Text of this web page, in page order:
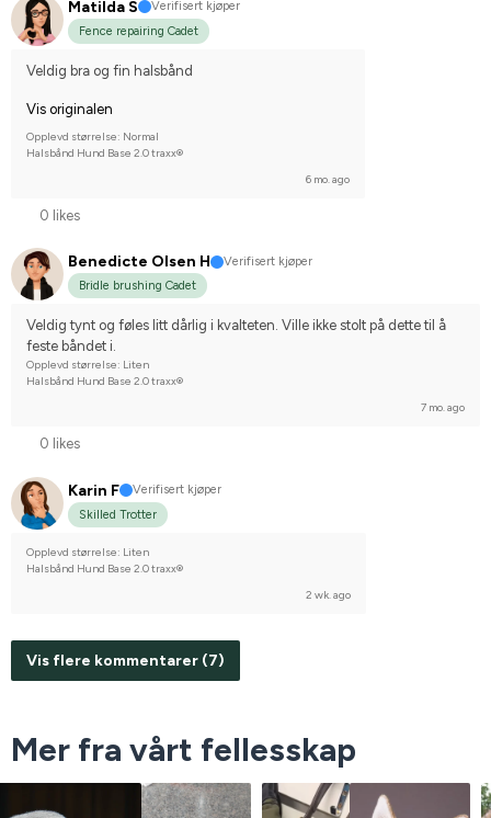
Matilda S
Verifisert kjøper
Fence repairing Cadet
Veldig bra og fin halsbånd
Vis originalen
Opplevd størrelse: Normal
Halsbånd Hund Base 2.0 traxx®
6 mo. ago
0 likes
Benedicte Olsen H
Verifisert kjøper
Bridle brushing Cadet
Veldig tynt og føles litt dårlig i kvalteten. Ville ikke stolt på dette til å
feste båndet i.
Opplevd størrelse: Liten
Halsbånd Hund Base 2.0 traxx®
7 mo. ago
0 likes
Karin F
Verifisert kjøper
Skilled Trotter
Opplevd størrelse: Liten
Halsbånd Hund Base 2.0 traxx®
2 wk. ago
Vis flere kommentarer (7)
Mer fra vårt fellesskap